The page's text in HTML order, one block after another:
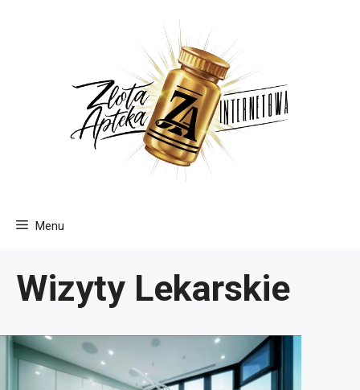
Menu
Wizyty Lekarskie